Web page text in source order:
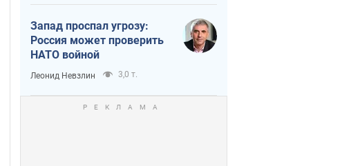
Запад проспал угрозу:
Россия может проверить
НАТО войной
Леонид Невзлин 3,0 т.